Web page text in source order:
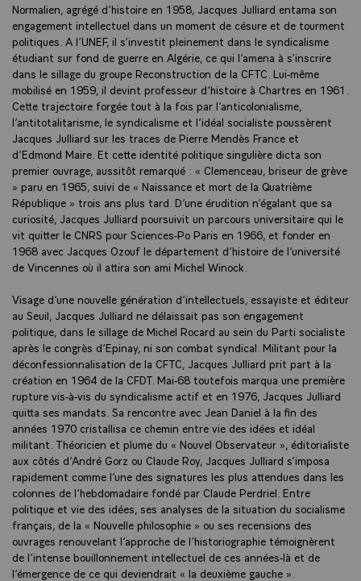
Normalien, agrégé d’histoire en 1958, Jacques Julliard entama son
engagement intellectuel dans un moment de césure et de tourment
politiques. A l’UNEF, il s’investit pleinement dans le syndicalisme
étudiant sur fond de guerre en Algérie, ce qui l’amena à s’inscrire
dans le sillage du groupe Reconstruction de la CFTC. Lui-même
mobilisé en 1959, il devint professeur d’histoire à Chartres en 1961.
Cette trajectoire forgée tout à la fois par l’anticolonialisme,
l’antitotalitarisme, le syndicalisme et l’idéal socialiste poussèrent
Jacques Julliard sur les traces de Pierre Mendès France et
d’Edmond Maire. Et cette identité politique singulière dicta son
premier ouvrage, aussitôt remarqué : « Clemenceau, briseur de grève
» paru en 1965, suivi de « Naissance et mort de la Quatrième
République » trois ans plus tard. D’une érudition n’égalant que sa
curiosité, Jacques Julliard poursuivit un parcours universitaire qui le
vit quitter le CNRS pour Sciences-Po Paris en 1966, et fonder en
1968 avec Jacques Ozouf le département d’histoire de l’université
de Vincennes où il attira son ami Michel Winock.
Visage d’une nouvelle génération d’intellectuels, essayiste et éditeur
au Seuil, Jacques Julliard ne délaissait pas son engagement
politique, dans le sillage de Michel Rocard au sein du Parti socialiste
après le congrès d’Epinay, ni son combat syndical. Militant pour la
déconfessionnalisation de la CFTC, Jacques Julliard prit part à la
création en 1964 de la CFDT. Mai-68 toutefois marqua une première
rupture vis-à-vis du syndicalisme actif et en 1976, Jacques Julliard
quitta ses mandats. Sa rencontre avec Jean Daniel à la fin des
années 1970 cristallisa ce chemin entre vie des idées et idéal
militant. Théoricien et plume du « Nouvel Observateur », éditorialiste
aux côtés d’André Gorz ou Claude Roy, Jacques Julliard s’imposa
rapidement comme l’une des signatures les plus attendues dans les
colonnes de l’hebdomadaire fondé par Claude Perdriel. Entre
politique et vie des idées, ses analyses de la situation du socialisme
français, de la « Nouvelle philosophie » ou ses recensions des
ouvrages renouvelant l’approche de l’historiographie témoignèrent
de l’intense bouillonnement intellectuel de ces années-là et de
l’émergence de ce qui deviendrait « la deuxième gauche ».